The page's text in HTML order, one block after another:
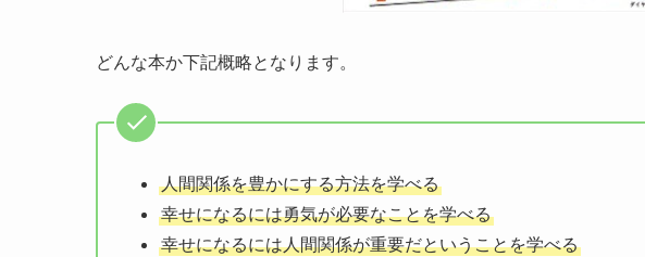
どんな本か下記概略となります。
人間関係を豊かにする方法を学べる
幸せになるには勇気が必要なことを学べる
幸せになるには人間関係が重要だということを学べる